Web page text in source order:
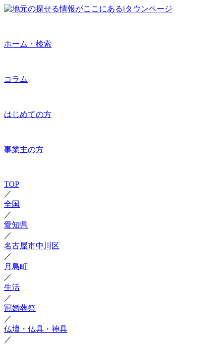
ホーム・検索
コラム
はじめての方
事業主の方
TOP
／
全国
／
愛知県
／
名古屋市中川区
／
月島町
／
生活
／
冠婚葬祭
／
仏壇・仏具・神具
／